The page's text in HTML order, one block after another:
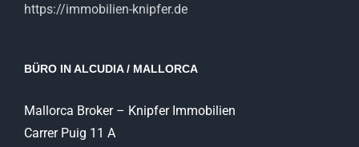
https://immobilien-knipfer.de
BÜRO IN ALCUDIA / MALLORCA
Mallorca Broker – Knipfer Immobilien
Carrer Puig 11 A